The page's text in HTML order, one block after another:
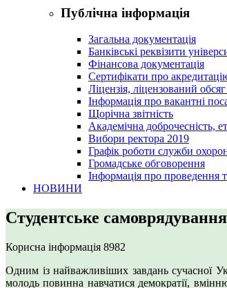
Публічна інформація
Загальна документація
Банківські реквізити
Фінансова документація
Сертифікати про
Ліцензія, ліцензований
Інформація про вакантні
Щорічна звітність
Академічна доброчесність,
Вибори ректора 2019
Графік роботи служби
Громадське обговорення
Інформація про проведення
НОВИНИ
Студентське самоврядування
Корисна інформація 8982
Одним із найважливіших завдань сучасної
молодь повинна навчатися демократії,